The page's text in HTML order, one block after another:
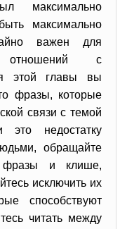
максимально
максимально
важен для
отношений с
этой главы вы
фразы, которые
связи с темой
это недостатку
обращайте
фразы и клише,
исключить их
способствуют
читать между